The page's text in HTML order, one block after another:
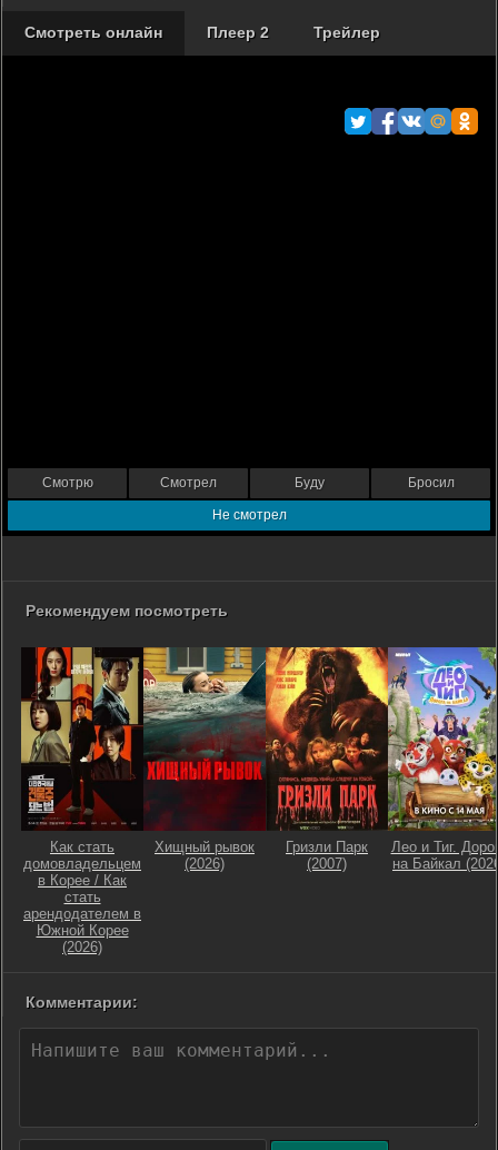
Смотреть онлайн Плеер 2 Трейлер
Смотрю Смотрел Буду Бросил
Не смотрел
Рекомендуем посмотреть
Как стать
домовладельцем
в Корее / Как
стать
арендодателем в
Южной Корее
(2026)
Хищный рывок
(2026)
Гризли Парк
(2007)
Лео и Тиг.
на Байкал
Комментарии: